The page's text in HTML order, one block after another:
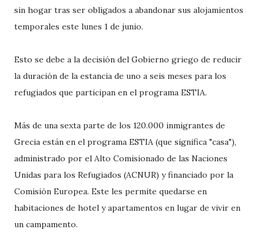
sin hogar tras ser obligados a abandonar sus alojamientos
temporales este lunes 1 de junio.
Esto se debe a la decisión del Gobierno griego de reducir
la duración de la estancia de uno a seis meses para los
refugiados que participan en el programa ESTIA.
Más de una sexta parte de los 120.000 inmigrantes de
Grecia están en el programa ESTIA (que significa "casa"),
administrado por el Alto Comisionado de las Naciones
Unidas para los Refugiados (ACNUR) y financiado por la
Comisión Europea. Este les permite quedarse en
habitaciones de hotel y apartamentos en lugar de vivir en
un campamento.